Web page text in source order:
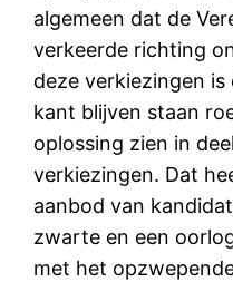
algemeen dat de
verkeerde richting
deze verkiezingen
kant blijven staan
oplossing zien in
verkiezingen. Dat
aanbod van
zwarte en een
met het